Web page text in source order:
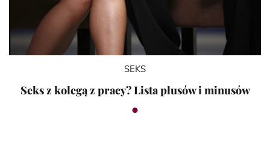
SEKS
Seks z kolegą z pracy? Lista plusów i minusów